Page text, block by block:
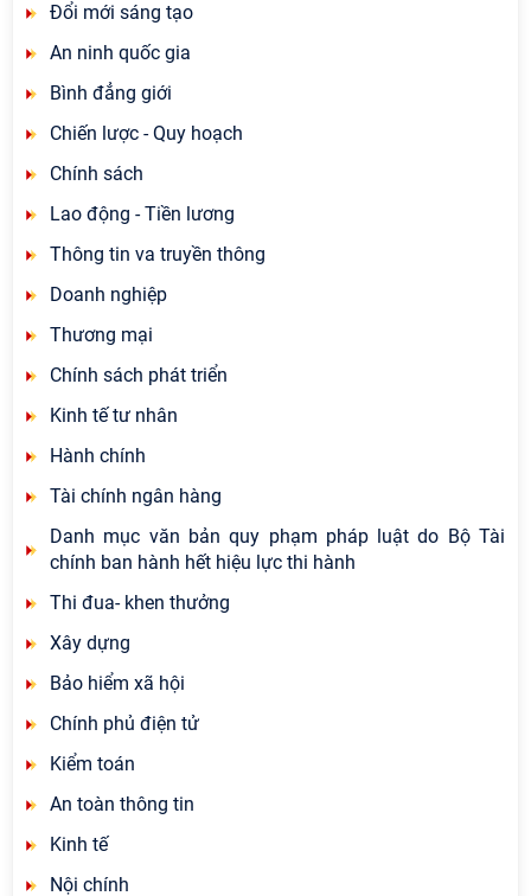
Đổi mới sáng tạo
An ninh quốc gia
Bình đẳng giới
Chiến lược - Quy hoạch
Chính sách
Lao động - Tiền lương
Thông tin va truyền thông
Doanh nghiệp
Thương mại
Chính sách phát triển
Kinh tế tư nhân
Hành chính
Tài chính ngân hàng
Danh mục văn bản quy phạm pháp luật do Bộ Tài
chính ban hành hết hiệu lực thi hành
Thi đua- khen thưởng
Xây dựng
Bảo hiểm xã hội
Chính phủ điện tử
Kiểm toán
An toàn thông tin
Kinh tế
Nội chính